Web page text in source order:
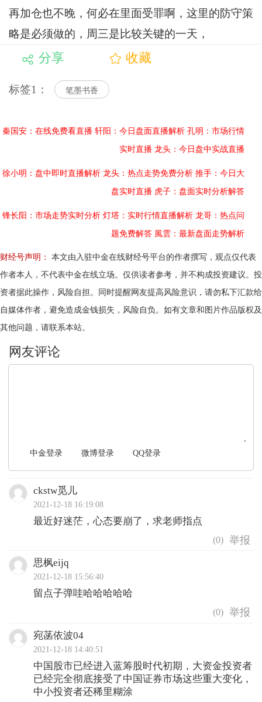
再加仓也不晚，何必在里面受罪啊，这里的防守策
略是必须做的，周三是比较关键的一天，
分享 收藏
标签1： 笔墨书香
秦国安：在线免费看直播 轩阳：今日盘面直播解析 孔明：市场行情
实时直播 龙头：今日盘中实战直播
徐小明：盘中即时直播解析 龙头：热点走势免费分析 推手：今日大
盘实时直播 虎子：盘面实时分析解答
锋长阳：市场走势实时分析 灯塔：实时行情直播解析 龙哥：热点问
题免费解答 風雲：最新盘面走势解析
财经号声明：
本文由入驻中金在线财经号平台的作者撰写，观点仅代表
作者本人，不代表中金在线立场。仅供读者参考，并不构成投资建议。投
资者据此操作，风险自担。同时提醒网友提高风险意识，请勿私下汇款给
自媒体作者，避免造成金钱损失，风险自负。如有文章和图片作品版权及
其他问题，请联系本站。
中金登录 微博登录 QQ登录
ckstw觅儿
2021-12-18 16:19:08
最近好迷茫，心态要崩了，求老师指点
(0)
思枫eijq
2021-12-18 15:56:40
留点子弹哇哈哈哈哈哈
(0)
宛菡依波04
2021-12-18 14:40:51
中国股市已经进入蓝筹股时代初期，大资金投资者
已经完全彻底接受了中国证券市场这些重大变化，
中小投资者还稀里糊涂 ​